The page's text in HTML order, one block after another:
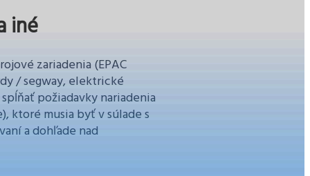
iné
zariadenia (EPAC
/ segway, elektrické
požiadavky nariadenia
ktoré musia byť v súlade s
a dohľade nad